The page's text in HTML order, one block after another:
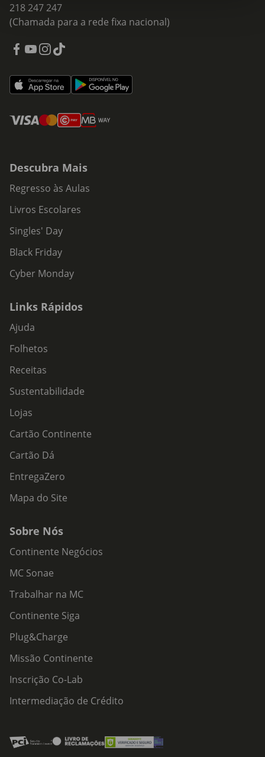
218 247 247
(Chamada para a rede fixa nacional)
Descubra Mais
Regresso às Aulas
Livros Escolares
Singles' Day
Black Friday
Cyber Monday
Links Rápidos
Ajuda
Folhetos
Receitas
Sustentabilidade
Lojas
Cartão Continente
Cartão Dá
EntregaZero
Mapa do Site
Sobre Nós
Continente Negócios
MC Sonae
Trabalhar na MC
Continente Siga
Plug&Charge
Missão Continente
Inscrição Co-Lab
Intermediação de Crédito